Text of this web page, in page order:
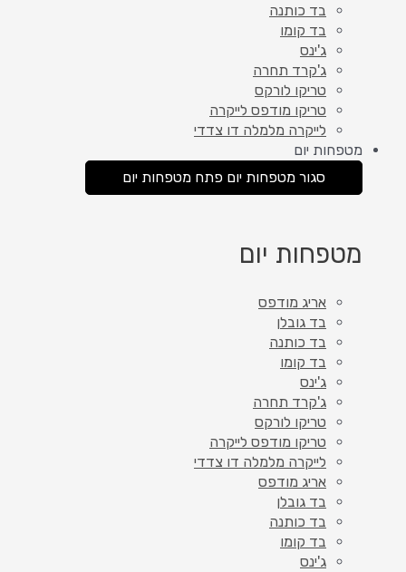
בד כותנה
בד קומו
ג'ינס
ג'קרד תחרה
טריקו לורקס
טריקו מודפס לייקרה
לייקרה מלמלה דו צדדי
מטפחות יום
סגור מטפחות יום פתח מטפחות יום
מטפחות יום
אריג מודפס
בד גובלן
בד כותנה
בד קומו
ג'ינס
ג'קרד תחרה
טריקו לורקס
טריקו מודפס לייקרה
לייקרה מלמלה דו צדדי
אריג מודפס
בד גובלן
בד כותנה
בד קומו
ג'ינס